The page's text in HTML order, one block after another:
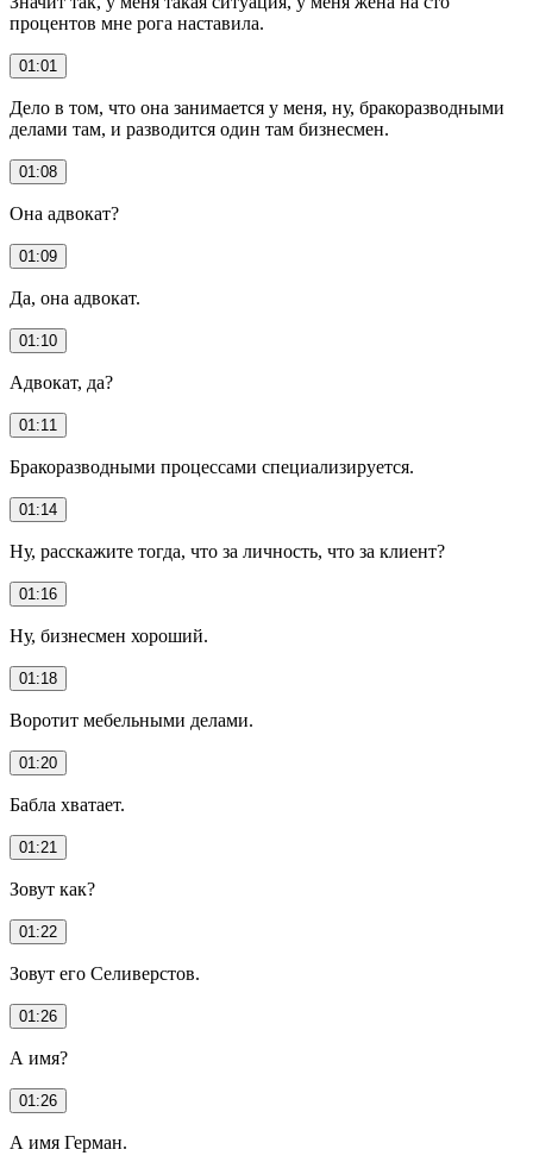
процентов мне рога наставила.
01:01
Дело в том, что она занимается у меня, ну, бракоразводными
делами там, и разводится один там бизнесмен.
01:08
Она адвокат?
01:09
Да, она адвокат.
01:10
Адвокат, да?
01:11
Бракоразводными процессами специализируется.
01:14
Ну, расскажите тогда, что за личность, что за клиент?
01:16
Ну, бизнесмен хороший.
01:18
Воротит мебельными делами.
01:20
Бабла хватает.
01:21
Зовут как?
01:22
Зовут его Селиверстов.
01:26
А имя?
01:26
А имя Герман.